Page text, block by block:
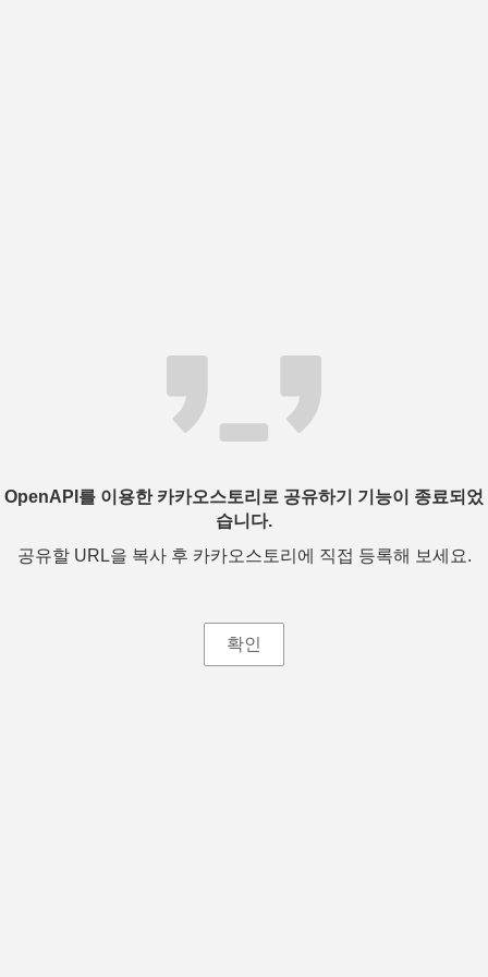
OpenAPI를 이용한 카카오스토리로 공유하기 기능이 종료되었
습니다.
공유할 URL을 복사 후 카카오스토리에 직접 등록해 보세요.
확인